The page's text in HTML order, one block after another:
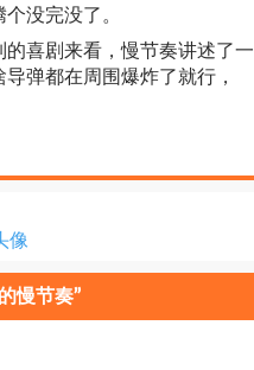
没完没了。
喜剧来看，慢节奏讲述了一
弹都在周围爆炸了就行，
像
慢节奏”